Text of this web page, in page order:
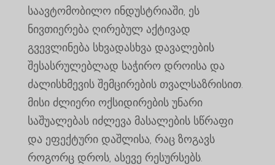
საავტომობილო ინდუსტრიაში, ეს
ნივთიერება ღირებულ აქტივად
გვევლინება სხვადასხვა დავალების
შესასრულებლად საჭირო დროისა და
ძალისხმევის შემცირების თვალსაზრისით.
მისი ძლიერი ოქსიდირების უნარი
საშუალებას იძლევა მასალების სწრაფი
და ეფექტური დაშლისა, რაც ზოგავს
როგორც დროს, ასევე რესურსებს.